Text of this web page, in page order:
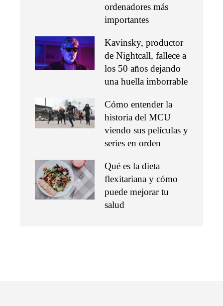
ordenadores más
importantes
Kavinsky, productor
de Nightcall, fallece a
los 50 años dejando
una huella imborrable
Cómo entender la
historia del MCU
viendo sus películas y
series en orden
Qué es la dieta
flexitariana y cómo
puede mejorar tu
salud